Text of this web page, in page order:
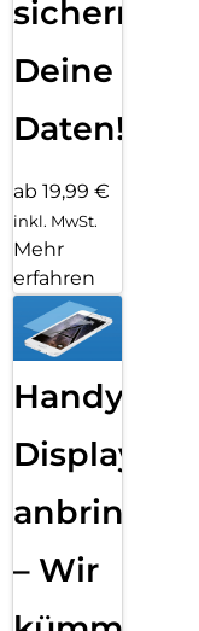
sichern
Deine
Daten!
ab 19,99 €
inkl. MwSt.
Mehr
erfahren
Handy
Displayfolie
anbringen
– Wir